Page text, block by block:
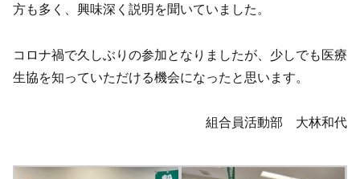
方も多く、興味深く説明を聞いていました。
コロナ禍で久しぶりの参加となりましたが、少しでも医療
生協を知っていただける機会になったと思います。
組合員活動部 大林和代